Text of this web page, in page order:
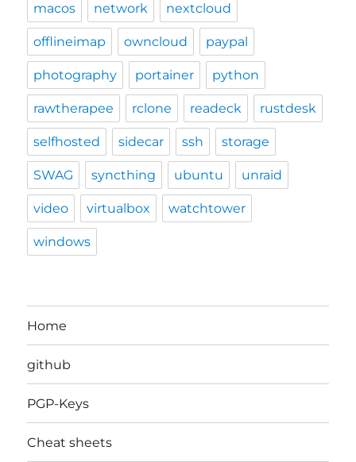
macos network nextcloud
offlineimap owncloud paypal
photography portainer python
rawtherapee rclone readeck rustdesk
selfhosted sidecar ssh storage
SWAG syncthing ubuntu unraid
video virtualbox watchtower
windows
Home
github
PGP-Keys
Cheat sheets